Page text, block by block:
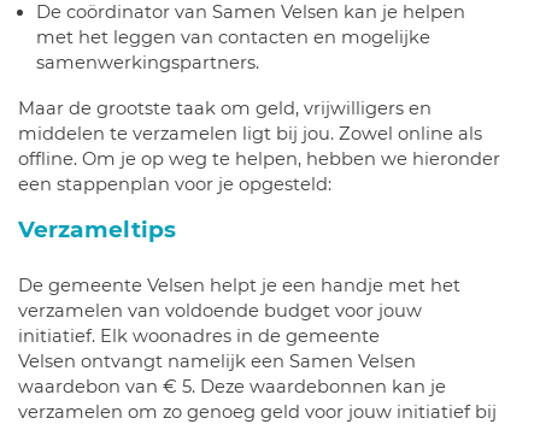
De coördinator van Samen Velsen kan je helpen
met het leggen van contacten en mogelijke
samenwerkingspartners.
Maar de grootste taak om geld, vrijwilligers en
middelen te verzamelen ligt bij jou. Zowel online als
offline. Om je op weg te helpen, hebben we hieronder
een stappenplan voor je opgesteld:
Verzameltips
De gemeente Velsen helpt je een handje met het
verzamelen van voldoende budget voor jouw
initiatief. Elk woonadres in de gemeente
Velsen ontvangt namelijk een Samen Velsen
waardebon van € 5. Deze waardebonnen kan je
verzamelen om zo genoeg geld voor jouw initiatief bij